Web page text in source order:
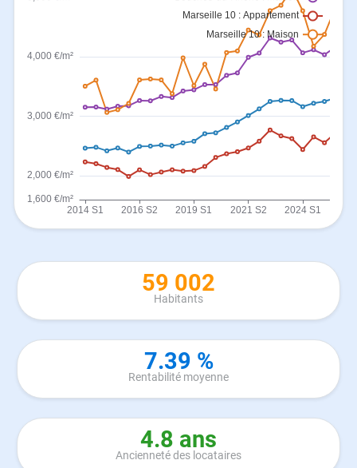
59 002
Habitants
7.39 %
Rentabilité moyenne
4.8 ans
Ancienneté des locataires